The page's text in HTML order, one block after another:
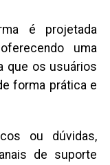
é projetada
uma
que os usuários
forma prática e
ou dúvidas,
de suporte